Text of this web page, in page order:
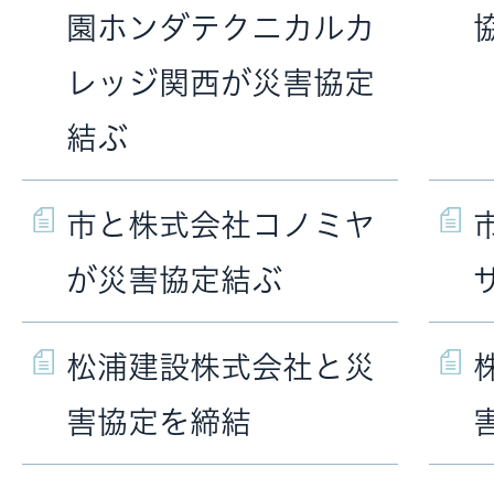
園ホンダテクニカルカ
レッジ関西が災害協定
結ぶ
市と株式会社コノミヤ
が災害協定結ぶ
松浦建設株式会社と災
害協定を締結